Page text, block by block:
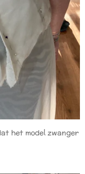
het model zwanger